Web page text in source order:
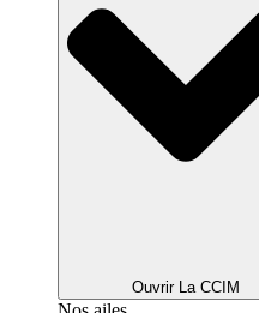
Ouvrir La CCIM